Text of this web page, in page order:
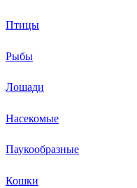
Птицы
Рыбы
Лошади
Насекомые
Паукообразные
Кошки